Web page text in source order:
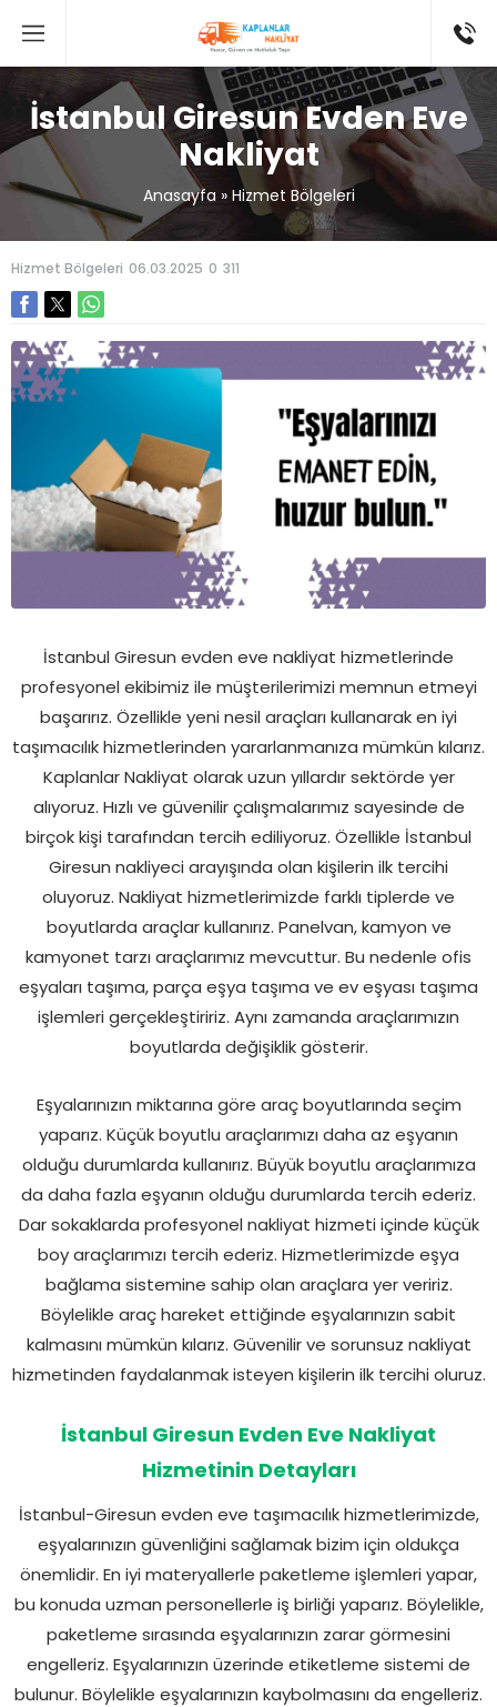
İstanbul Giresun Evden Eve
Nakliyat
Anasayfa» Hizmet Bölgeleri
Hizmet Bölgeleri 06.03.2025 0 311
İstanbul Giresun evden eve nakliyat hizmetlerinde
profesyonel ekibimiz ile müşterilerimizi memnun etmeyi
başarırız. Özellikle yeni nesil araçları kullanarak en iyi
taşımacılık hizmetlerinden yararlanmanıza mümkün kılarız.
Kaplanlar Nakliyat olarak uzun yıllardır sektörde yer
alıyoruz. Hızlı ve güvenilir çalışmalarımız sayesinde de
birçok kişi tarafından tercih ediliyoruz. Özellikle İstanbul
Giresun nakliyeci arayışında olan kişilerin ilk tercihi
oluyoruz. Nakliyat hizmetlerimizde farklı tiplerde ve
boyutlarda araçlar kullanırız. Panelvan, kamyon ve
kamyonet tarzı araçlarımız mevcuttur. Bu nedenle ofis
eşyaları taşıma, parça eşya taşıma ve ev eşyası taşıma
işlemleri gerçekleştiririz. Aynı zamanda araçlarımızın
boyutlarda değişiklik gösterir.
Eşyalarınızın miktarına göre araç boyutlarında seçim
yaparız. Küçük boyutlu araçlarımızı daha az eşyanın
olduğu durumlarda kullanırız. Büyük boyutlu araçlarımıza
da daha fazla eşyanın olduğu durumlarda tercih ederiz.
Dar sokaklarda profesyonel nakliyat hizmeti içinde küçük
boy araçlarımızı tercih ederiz. Hizmetlerimizde eşya
bağlama sistemine sahip olan araçlara yer veririz.
Böylelikle araç hareket ettiğinde eşyalarınızın sabit
kalmasını mümkün kılarız. Güvenilir ve sorunsuz nakliyat
hizmetinden faydalanmak isteyen kişilerin ilk tercihi oluruz.
İstanbul Giresun Evden Eve Nakliyat
Hizmetinin Detayları
İstanbul-Giresun evden eve taşımacılık hizmetlerimizde,
eşyalarınızın güvenliğini sağlamak bizim için oldukça
önemlidir. En iyi materyallerle paketleme işlemleri yapar,
bu konuda uzman personellerle iş birliği yaparız. Böylelikle,
paketleme sırasında eşyalarınızın zarar görmesini
engelleriz. Eşyalarınızın üzerinde etiketleme sistemi de
bulunur. Böylelikle eşyalarınızın kaybolmasını da engelleriz.